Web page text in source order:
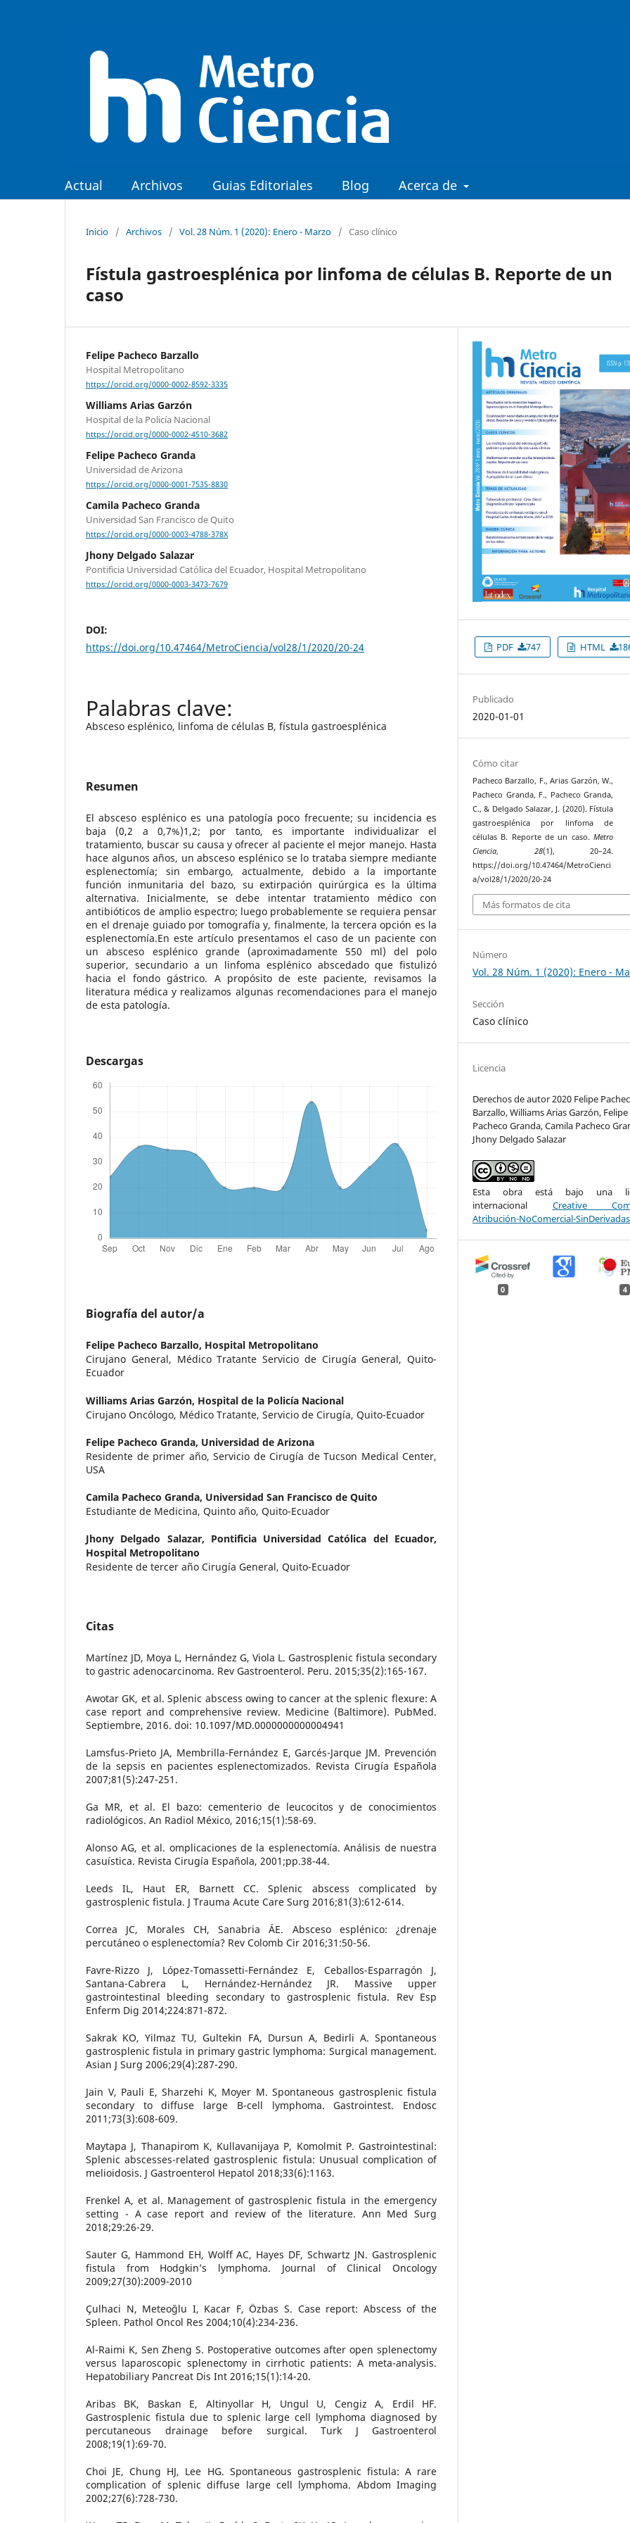
Actual Archivos Guias Editoriales Blog Acerca de
Inicio / Archivos / Vol. 28 Núm. 1 (2020): Enero - Marzo / Caso clínico
Fístula gastroesplénica por linfoma de células B. Reporte de un
caso
Felipe Pacheco Barzallo
Hospital Metropolitano
https://orcid.org/0000-0002-8592-3335
Williams Arias Garzón
Hospital de la Policía Nacional
https://orcid.org/0000-0002-4510-3682
Felipe Pacheco Granda
Universidad de Arizona
https://orcid.org/0000-0001-7535-8830
Camila Pacheco Granda
Universidad San Francisco de Quito
https://orcid.org/0000-0003-4788-378X
Jhony Delgado Salazar
Pontificia Universidad Católica del Ecuador, Hospital Metropolitano
https://orcid.org/0000-0003-3473-7679
DOI:
https://doi.org/10.47464/MetroCiencia/vol28/1/2020/20-24
Absceso esplénico, linfoma de células B, fístula gastroesplénica
Resumen
El absceso esplénico es una patología poco frecuente; su incidencia es
baja (0,2 a 0,7%)1,2; por tanto, es importante individualizar el
tratamiento, buscar su causa y ofrecer al paciente el mejor manejo. Hasta
hace algunos años, un absceso esplénico se lo trataba siempre mediante
esplenectomía; sin embargo, actualmente, debido a la importante
función inmunitaria del bazo, su extirpación quirúrgica es la última
alternativa. Inicialmente, se debe intentar tratamiento médico con
antibióticos de amplio espectro; luego probablemente se requiera pensar
en el drenaje guiado por tomografía y, finalmente, la tercera opción es la
esplenectomía.En este artículo presentamos el caso de un paciente con
un absceso esplénico grande (aproximadamente 550 ml) del polo
superior, secundario a un linfoma esplénico abscedado que fistulizó
hacia el fondo gástrico. A propósito de este paciente, revisamos la
literatura médica y realizamos algunas recomendaciones para el manejo
de esta patología.
Descargas
Biografía del autor/a
Felipe Pacheco Barzallo, Hospital Metropolitano
Cirujano General, Médico Tratante Servicio de Cirugía General, Quito-
Ecuador
Williams Arias Garzón, Hospital de la Policía Nacional
Cirujano Oncólogo, Médico Tratante, Servicio de Cirugía, Quito-Ecuador
Felipe Pacheco Granda, Universidad de Arizona
Residente de primer año, Servicio de Cirugía de Tucson Medical Center,
USA
Camila Pacheco Granda, Universidad San Francisco de Quito
Estudiante de Medicina, Quinto año, Quito-Ecuador
Jhony Delgado Salazar, Pontificia Universidad Católica del Ecuador,
Hospital Metropolitano
Residente de tercer año Cirugía General, Quito-Ecuador
Citas
Martínez JD, Moya L, Hernández G, Viola L. Gastrosplenic fistula secondary
to gastric adenocarcinoma. Rev Gastroenterol. Peru. 2015;35(2):165-167.
Awotar GK, et al. Splenic abscess owing to cancer at the splenic flexure: A
case report and comprehensive review. Medicine (Baltimore). PubMed.
Septiembre, 2016. doi: 10.1097/MD.0000000000004941
Lamsfus-Prieto JA, Membrilla-Fernández E, Garcés-Jarque JM. Prevención
de la sepsis en pacientes esplenectomizados. Revista Cirugía Española
2007;81(5):247-251.
Ga MR, et al. El bazo: cementerio de leucocitos y de conocimientos
radiológicos. An Radiol México, 2016;15(1):58-69.
Alonso AG, et al. omplicaciones de la esplenectomía. Análisis de nuestra
casuística. Revista Cirugía Española, 2001;pp.38-44.
Leeds IL, Haut ER, Barnett CC. Splenic abscess complicated by
gastrosplenic fistula. J Trauma Acute Care Surg 2016;81(3):612-614.
Correa JC, Morales CH, Sanabria ÁE. Absceso esplénico: ¿drenaje
percutáneo o esplenectomía? Rev Colomb Cir 2016;31:50-56.
Favre-Rizzo J, López-Tomassetti-Fernández E, Ceballos-Esparragón J,
Santana-Cabrera L, Hernández-Hernández JR. Massive upper
gastrointestinal bleeding secondary to gastrosplenic fistula. Rev Esp
Enferm Dig 2014;224:871-872.
Sakrak KO, Yilmaz TU, Gultekin FA, Dursun A, Bedirli A. Spontaneous
gastrosplenic fistula in primary gastric lymphoma: Surgical management.
Asian J Surg 2006;29(4):287-290.
Jain V, Pauli E, Sharzehi K, Moyer M. Spontaneous gastrosplenic fistula
secondary to diffuse large B-cell lymphoma. Gastrointest. Endosc
2011;73(3):608-609.
Maytapa J, Thanapirom K, Kullavanijaya P, Komolmit P. Gastrointestinal:
Splenic abscesses-related gastrosplenic fistula: Unusual complication of
melioidosis. J Gastroenterol Hepatol 2018;33(6):1163.
Frenkel A, et al. Management of gastrosplenic fistula in the emergency
setting - A case report and review of the literature. Ann Med Surg
2018;29:26-29.
Sauter G, Hammond EH, Wolff AC, Hayes DF, Schwartz JN. Gastrosplenic
fistula from Hodgkin’s lymphoma. Journal of Clinical Oncology
2009;27(30):2009-2010
Çulhaci N, Meteoğlu I, Kacar F, Özbas S. Case report: Abscess of the
Spleen. Pathol Oncol Res 2004;10(4):234-236.
Al-Raimi K, Sen Zheng S. Postoperative outcomes after open splenectomy
versus laparoscopic splenectomy in cirrhotic patients: A meta-analysis.
Hepatobiliary Pancreat Dis Int 2016;15(1):14-20.
Aribas BK, Baskan E, Altinyollar H, Ungul U, Cengiz A, Erdil HF.
Gastrosplenic fistula due to splenic large cell lymphoma diagnosed by
percutaneous drainage before surgical. Turk J Gastroenterol
2008;19(1):69-70.
Choi JE, Chung HJ, Lee HG. Spontaneous gastrosplenic fistula: A rare
complication of splenic diffuse large cell lymphoma. Abdom Imaging
2002;27(6):728-730.
PDF 747 HTML
Publicado
2020-01-01
Cómo citar
Pacheco Barzallo, F., Arias Garzón, W.,
Pacheco Granda, F., Pacheco Granda,
C., & Delgado Salazar, J. (2020). Fístula
gastroesplénica por linfoma de
células B. Reporte de un caso.Metro
Ciencia, 28(1), 20–24.
https://doi.org/10.47464/MetroCienci
a/vol28/1/2020/20-24
Más formatos de cita
Número
Vol. 28 Núm. 1 (2020): Enero -
Sección
Caso clínico
Licencia
Derechos de autor 2020 Felipe
Barzallo, Williams Arias Garzón, Felipe
Pacheco Granda, Camila Pacheco
Jhony Delgado Salazar
Esta obra está bajo una
internacional Creative
Atribución-NoComercial-
0 4